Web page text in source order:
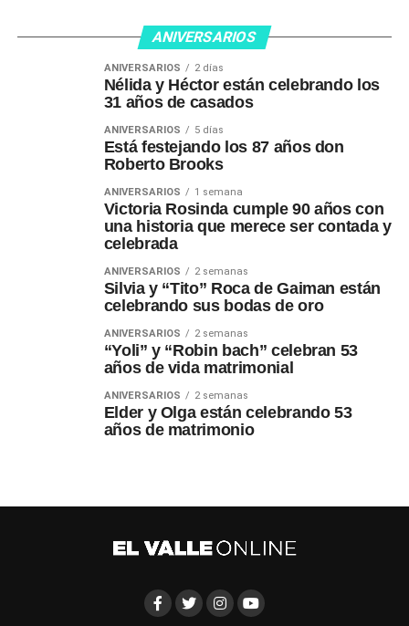
ANIVERSARIOS
ANIVERSARIOS 2 días
Nélida y Héctor están celebrando los
31 años de casados
ANIVERSARIOS 5 días
Está festejando los 87 años don
Roberto Brooks
ANIVERSARIOS 1 semana
Victoria Rosinda cumple 90 años con
una historia que merece ser contada y
celebrada
ANIVERSARIOS 2 semanas
Silvia y “Tito” Roca de Gaiman están
celebrando sus bodas de oro
ANIVERSARIOS 2 semanas
“Yoli” y “Robin bach” celebran 53
años de vida matrimonial
ANIVERSARIOS 2 semanas
Elder y Olga están celebrando 53
años de matrimonio